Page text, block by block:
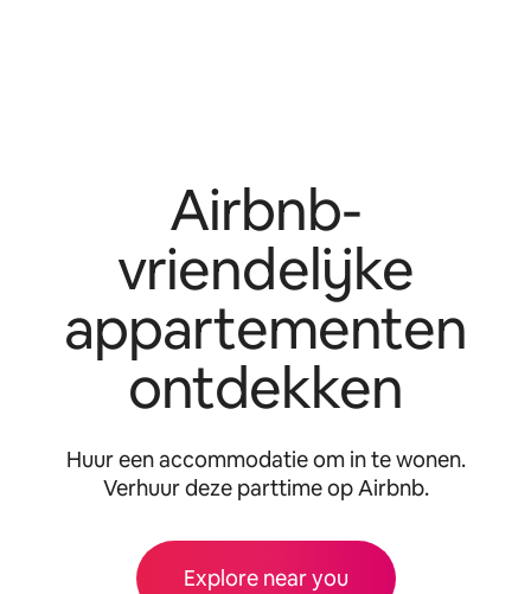
Airbnb-
vriendelijke
appartementen
ontdekken
Huur een accommodatie om in te wonen.
Verhuur deze parttime op Airbnb.
Explore near you